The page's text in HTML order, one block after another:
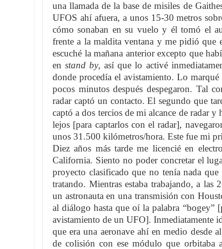
una llamada de la base de misiles de
UFOS ahí afuera, a unos 15-30 metros
cómo sonaban en su vuelo y él tomó el
frente a la maldita ventana y me pidió que
escuché la mañana anterior excepto que
enstand by, así que lo activé
donde procedía el avistamiento. Lo
pocos minutos después despegaron. Tal
radar captó un contacto. El segundo que
captó a dos tercios de mi alcance de radar y
lejos [para captarlos con el radar],
unos 31.500 kilómetros/hora. Este fue mi
Diez años más tarde me licencié en
California. Siento no poder concretar el
proyecto clasificado que no tenía nada
tratando. Mientras estaba trabajando, a las
un astronauta en una transmisión con
al diálogo hasta que oí la palabra “bogey”
avistamiento de un UFO]. Inmediatamente
que era una aeronave ahí en medio desde
de colisión con ese módulo que orbitaba